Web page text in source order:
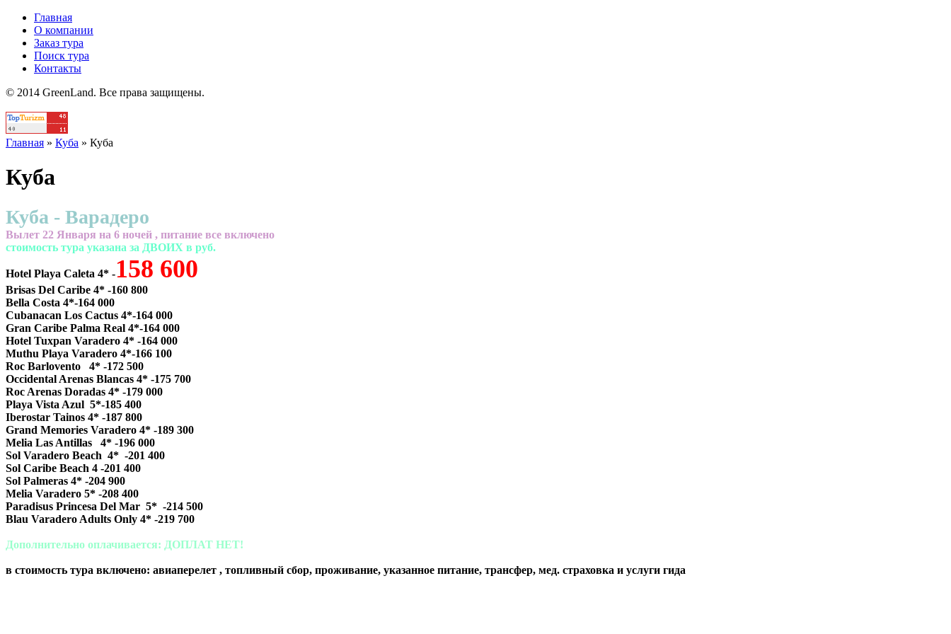
Главная
О компании
Заказ тура
Поиск тура
Контакты
© 2014 GreenLand. Все права защищены.
Главная » Куба » Куба
Куба
Куба - Варадеро
Вылет 22 Января на 6 ночей , питание все включено
cтоимость тура указана за ДВОИХ в руб.
Hotel Playa Caleta 4* -158 600
Brisas Del Caribe 4* -160 800
Bella Costa 4*-164 000
Cubanacan Los Cactus 4*-164 000
Gran Caribe Palma Real 4*-164 000
Hotel Tuxpan Varadero 4* -164 000
Muthu Playa Varadero 4*-166 100
Roc Barlovento 4* -172 500
Occidental Arenas Blancas 4* -175 700
Roc Arenas Doradas 4* -179 000
Playa Vista Azul 5*-185 400
Iberostar Tainos 4* -187 800
Grand Memories Varadero 4* -189 300
Melia Las Antillas 4* -196 000
Sol Varadero Beach 4* -201 400
Sol Caribe Beach 4 -201 400
Sol Palmeras 4* -204 900
Melia Varadero 5* -208 400
Paradisus Princesa Del Mar 5* -214 500
Blau Varadero Adults Only 4* -219 700
Дополнительно оплачивается: ДОПЛАТ НЕТ!
в стоимость тура включено: авиаперелет , топливный сбор, проживание, указанное питание, трансфер, мед. страховка и услуги гида